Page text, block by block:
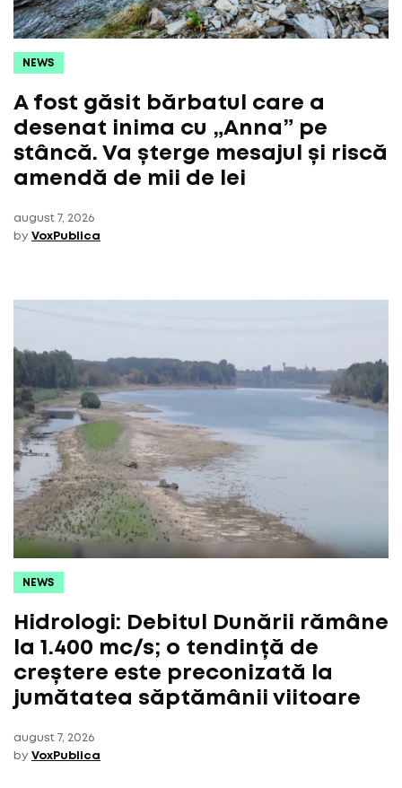
NEWS
A fost găsit bărbatul care a
desenat inima cu „Anna” pe
stâncă. Va șterge mesajul și riscă
amendă de mii de lei
august 7, 2026
by VoxPublica
NEWS
Hidrologi: Debitul Dunării rămâne
la 1.400 mc/s; o tendință de
creștere este preconizată la
jumătatea săptămânii viitoare
august 7, 2026
by VoxPublica